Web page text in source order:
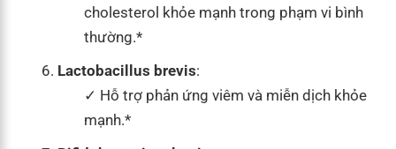
cholesterol khỏe mạnh trong phạm vi bình
thường.*
Lactobacillus brevis:
Hỗ trợ phản ứng viêm và miễn dịch khỏe
mạnh.*